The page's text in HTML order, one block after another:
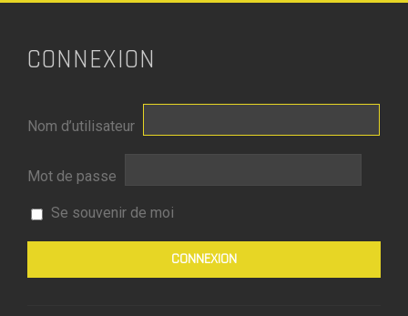
CONNEXION
Nom d’utilisateur
Mot de passe
Se souvenir de moi